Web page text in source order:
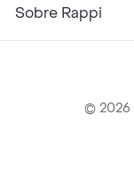
Sobre Rappi
© 2026